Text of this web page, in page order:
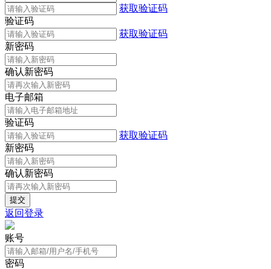
获取验证码
验证码
获取验证码
新密码
确认新密码
电子邮箱
验证码
获取验证码
新密码
确认新密码
返回登录
账号
密码